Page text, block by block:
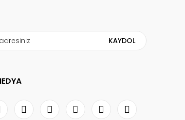
KAYDOL